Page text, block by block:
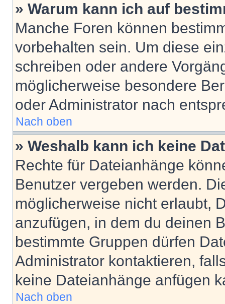
» Warum kann ich auf
Manche Foren können
vorbehalten sein. Um diese
schreiben oder andere
möglicherweise besondere
oder Administrator nach
Nach oben
» Weshalb kann ich keine
Rechte für Dateianhänge
Benutzer vergeben werden.
möglicherweise nicht erlaubt,
anzufügen, in dem du deinen
bestimmte Gruppen dürfen
Administrator kontaktieren,
keine Dateianhänge anfügen
Nach oben